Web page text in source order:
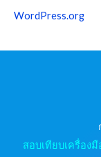
WordPress.org
สอบเทียบเครื่อง